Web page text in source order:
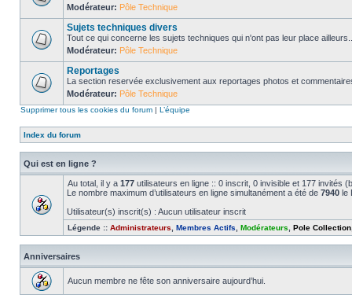
Modérateur: Pôle Technique
Sujets techniques divers
Tout ce qui concerne les sujets techniques qui n'ont pas leur place
Modérateur: Pôle Technique
Reportages
La section reservée exclusivement aux reportages photos et
Modérateur: Pôle Technique
Supprimer tous les cookies du forum | L’équipe
Index du forum
Qui est en ligne ?
Au total, il y a 177 utilisateurs en ligne :: 0 inscrit, 0 invisible et 177 invités
Le nombre maximum d’utilisateurs en ligne simultanément a été de 7940 le
Utilisateur(s) inscrit(s) : Aucun utilisateur inscrit
Légende :: Administrateurs Membres Actifs Modérateurs Pole Collection
Anniversaires
Aucun membre ne fête son anniversaire aujourd’hui.